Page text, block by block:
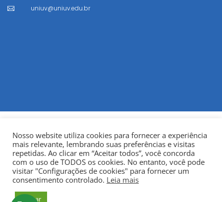
 uniuv@uniuv.edu.br
© Copyright 2022Fundação Municipal Centro Universitário
da Cidade de União da Vitória – UNIUV
Nosso website utiliza cookies para fornecer a experiência
mais relevante, lembrando suas preferências e visitas
repetidas. Ao clicar em “Aceitar todos”, você concorda
com o uso de TODOS os cookies. No entanto, você pode
visitar "Configurações de cookies" para fornecer um
consentimento controlado. Leia mais
Aceitar